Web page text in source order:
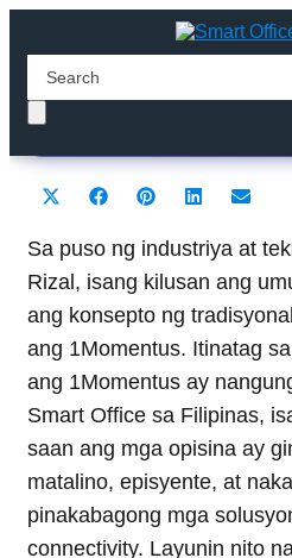
Share
T
w
i
t
e
)
Share
c
e
b
o
k
Share
n
t
e
e
s
Share
n
k
e
I
n
Share
a
i
Sa puso ng industriya at
Rizal, isang kilusan ang
ang konsepto ng
ang 1Momentus. Itinatag
ang 1Momentus ay
Smart Office sa Filipinas,
saan ang mga opisina ay
matalino, episyente, at
pinakabagong mga
connectivity. Layunin nito